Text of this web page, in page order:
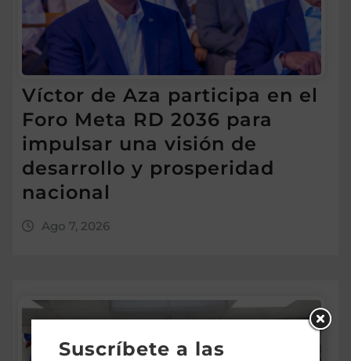
Víctor de Aza participa en el
Foro Meta RD 2036 para
impulsar una visión de
desarrollo y prosperidad
nacional
Ago 7, 2026
Suscríbete a las